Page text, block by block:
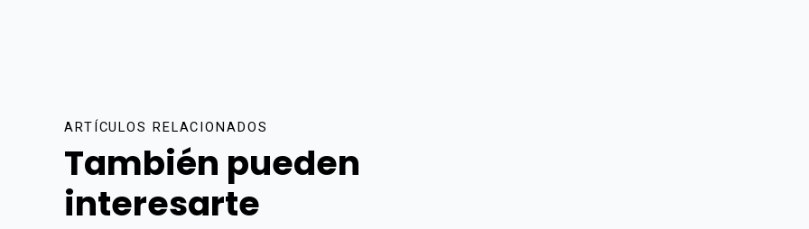
ARTÍCULOS RELACIONADOS
También pueden
interesarte